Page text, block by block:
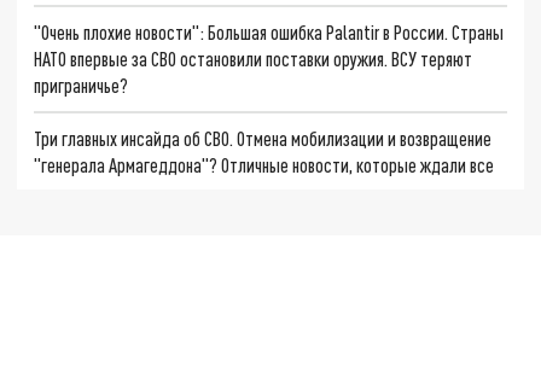
"Очень плохие новости": Большая ошибка Palantir в России. Страны
НАТО впервые за СВО остановили поставки оружия. ВСУ теряют
приграничье?
Три главных инсайда об СВО. Отмена мобилизации и возвращение
"генерала Армагеддона"? Отличные новости, которые ждали все